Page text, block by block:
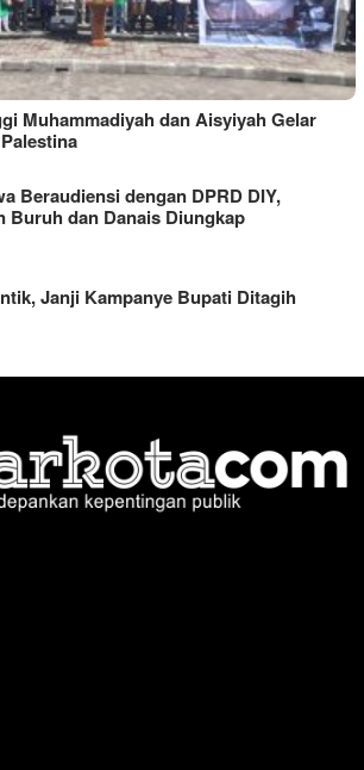
Muhammadiyah dan Aisyiyah Gelar
Beraudiensi dengan DPRD DIY,
Buruh dan Danais Diungkap
Janji Kampanye Bupati Ditagih